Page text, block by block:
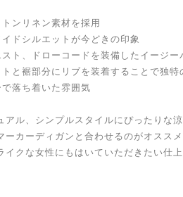
ンリネン素材を採用
ドシルエットが今どきの印象
ト、ドローコードを装備したイージー
と裾部分にリブを装着することで独特
落ち着いた雰囲気
ル、シンプルスタイルにぴったりな涼
カーディガンと合わせるのがオススメ
クな女性にもはいていただきたい仕上